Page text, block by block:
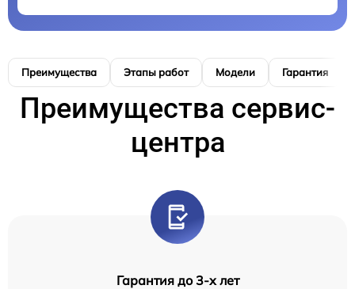
Преимущества Этапы работ Модели Гарантия
Преимущества сервис-
центра
Гарантия до 3-х лет